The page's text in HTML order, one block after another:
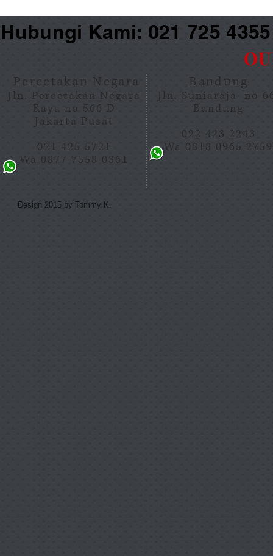
Kami: 021 725
Percetakan Negara
Jln. Percetakan Negara
Raya no 566 D
Jakarta Pusat
021 425 5721
Wa 0877 7558 0361
Bandung
Jln. Suniaraja no
Bandung
022 423 2243
Wa 0818 0965 2759
Design 2015 by Tommy K.